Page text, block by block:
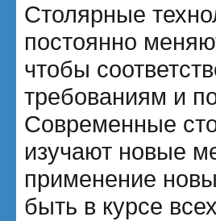
Столярные
постоянно
чтобы
требованиям и
Современные
изучают новые
применение
быть в курсе